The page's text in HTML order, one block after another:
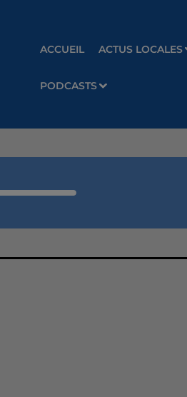
ACCUEIL ACTUS LOCALES
PODCASTS